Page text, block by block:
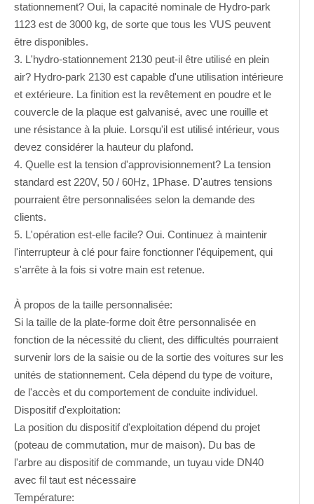
stationnement? Oui, la capacité nominale de Hydro-park
1123 est de 3000 kg, de sorte que tous les VUS peuvent
être disponibles.
3. L'hydro-stationnement 2130 peut-il être utilisé en plein
air? Hydro-park 2130 est capable d'une utilisation intérieure
et extérieure. La finition est la revêtement en poudre et le
couvercle de la plaque est galvanisé, avec une rouille et
une résistance à la pluie. Lorsqu'il est utilisé intérieur, vous
devez considérer la hauteur du plafond.
4. Quelle est la tension d'approvisionnement? La tension
standard est 220V, 50 / 60Hz, 1Phase. D'autres tensions
pourraient être personnalisées selon la demande des
clients.
5. L'opération est-elle facile? Oui. Continuez à maintenir
l'interrupteur à clé pour faire fonctionner l'équipement, qui
s'arrête à la fois si votre main est retenue.
À propos de la taille personnalisée:
Si la taille de la plate-forme doit être personnalisée en
fonction de la nécessité du client, des difficultés pourraient
survenir lors de la saisie ou de la sortie des voitures sur les
unités de stationnement. Cela dépend du type de voiture,
de l'accès et du comportement de conduite individuel.
Dispositif d'exploitation:
La position du dispositif d'exploitation dépend du projet
(poteau de commutation, mur de maison). Du bas de
l'arbre au dispositif de commande, un tuyau vide DN40
avec fil taut est nécessaire
Température: